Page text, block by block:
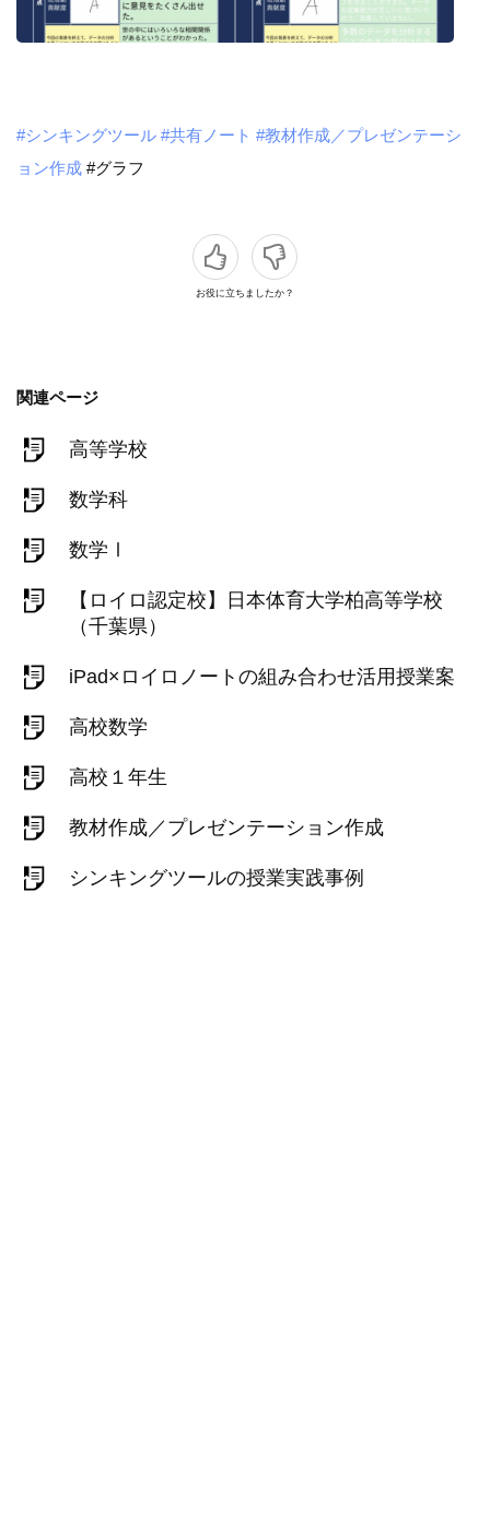
#シンキングツール #共有ノート #教材作成／プレゼンテーシ
ョン作成 #グラフ
お役に立ちましたか？
関連ページ
高等学校
数学科
数学Ⅰ
【ロイロ認定校】日本体育大学柏高等学校
（千葉県）
iPad×ロイロノートの組み合わせ活用授業案
高校数学
高校１年生
教材作成／プレゼンテーション作成
シンキングツールの授業実践事例